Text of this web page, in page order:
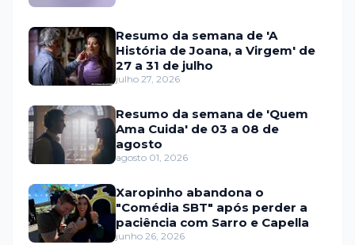
Resumo da semana de 'A
História de Joana, a Virgem' de
27 a 31 de julho
julho 27, 2026
Resumo da semana de 'Quem
Ama Cuida' de 03 a 08 de
agosto
agosto 01, 2026
Xaropinho abandona o
"Comédia SBT" após perder a
paciência com Sarro e Capella
junho 26, 2026